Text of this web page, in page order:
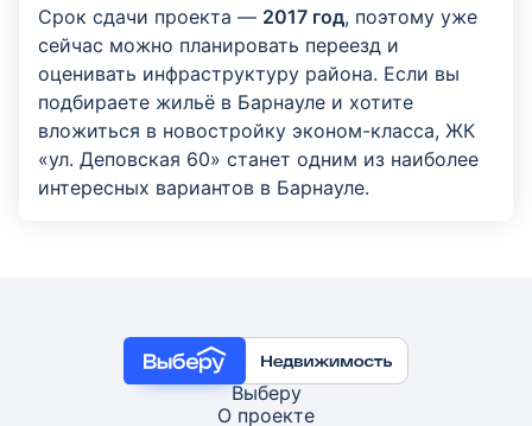
Срок сдачи проекта — 2017 год, поэтому уже
сейчас можно планировать переезд и
оценивать инфраструктуру района. Если вы
подбираете жильё в Барнауле и хотите
вложиться в новостройку эконом-класса, ЖК
«ул. Деповская 60» станет одним из наиболее
интересных вариантов в Барнауле.
Выберу
О проекте